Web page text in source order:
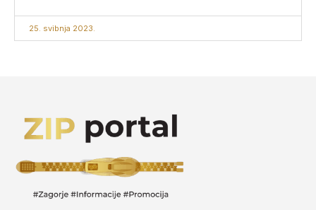
25. svibnja 2023.